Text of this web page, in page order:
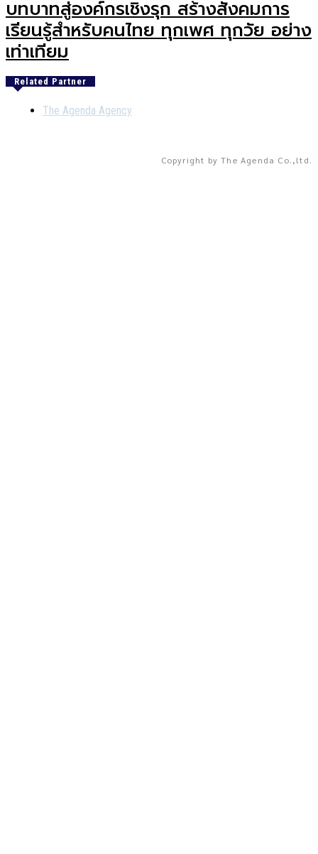
บทบาทสู่องค์กรเชิงรุก สร้างสังคมการ
เรียนรู้สำหรับคนไทย ทุกเพศ ทุกวัย อย่าง
เท่าเทียม
Related Partner
The Agenda Agency
Copyright by The Agenda Co.,ltd.